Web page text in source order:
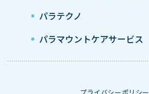
パラテクノ
パラマウントケアサービス